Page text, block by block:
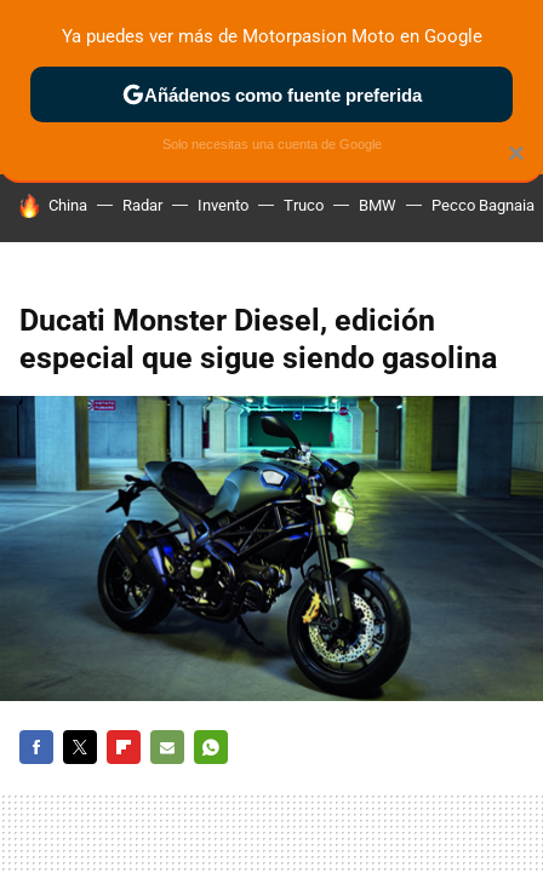
ZONA DE PRUEBAS DEPORTIVAS MOTOS ELÉCTRICAS
HOY SE HABLA DE
China Radar Invento Truco BMW Pecco Bagnaia
Ducati Monster Diesel, edición
especial que sigue siendo gasolina
MAIL
×
Ya puedes ver más de Motorpasion Moto en Google
Añádenos como fuente preferida
Solo necesitas una cuenta de Google